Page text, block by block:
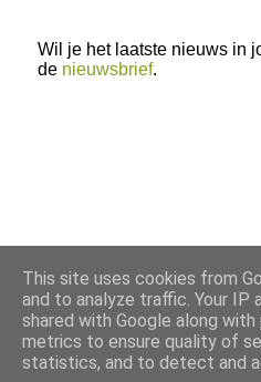
Wil je het laatste nieuws in
de nieuwsbrief.
This site uses cookies from
and to analyze traffic. Your IP
shared with Google along
metrics to ensure quality of
statistics, and to detect and